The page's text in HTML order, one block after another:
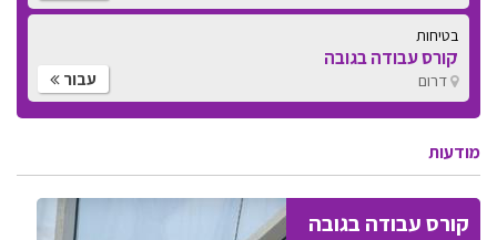
בטיחות
קורס עבודה בגובה
דרום עבור
מודעות
קורס עבודה בגובה